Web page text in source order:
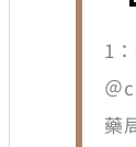
1
＠
藥